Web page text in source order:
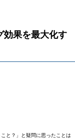
効果を最大化す
と？」と疑問に思ったことは